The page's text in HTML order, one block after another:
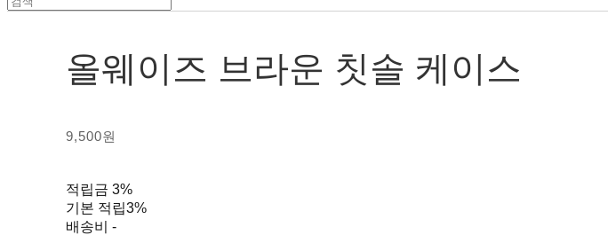
올웨이즈 브라운 칫솔 케이스
9,500원
적립금 3%
기본 적립3%
배송비-